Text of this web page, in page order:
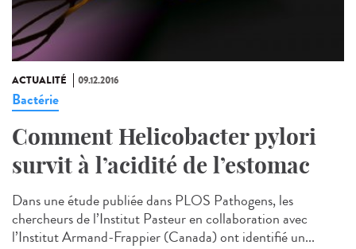
ACTUALITÉ 09.12.2016
Bactérie
Comment Helicobacter pylori
survit à l’acidité de l’estomac
Dans une étude publiée dans PLOS Pathogens, les
chercheurs de l’Institut Pasteur en collaboration avec
l’Institut Armand-Frappier (Canada) ont identifié un...